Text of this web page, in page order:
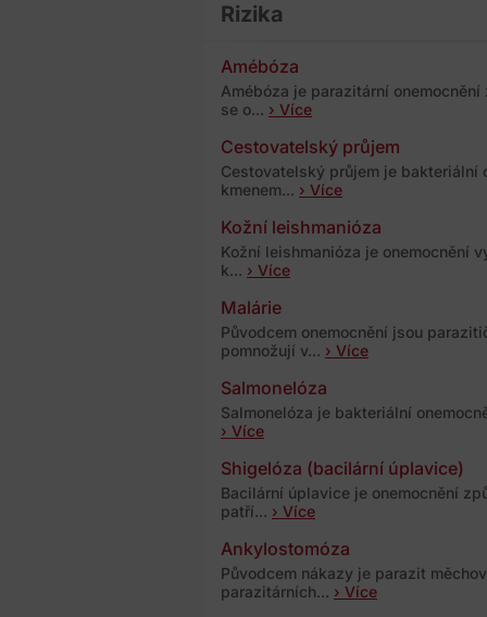
Rizika
Amébóza
Amébóza je parazitární
se o... › Více
Cestovatelský průjem
Cestovatelský průjem je bakteriální
kmenem... › Více
Kožní leishmanióza
Kožní leishmanióza je onemocnění
k... › Více
Malárie
Původcem onemocnění jsou
pomnožují v... › Více
Salmonelóza
Salmonelóza je bakteriální
› Více
Shigelóza (bacilární úplavice)
Bacilární úplavice je onemocnění
patří... › Více
Ankylostomóza
Původcem nákazy je parazit
parazitárních... › Více